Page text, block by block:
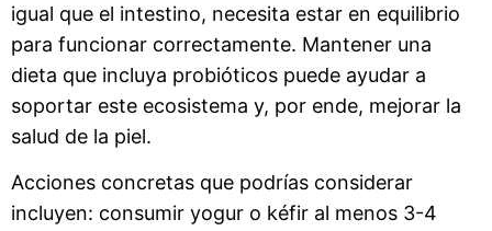
igual que el intestino, necesita estar en equilibrio
para funcionar correctamente. Mantener una
dieta que incluya probióticos puede ayudar a
soportar este ecosistema y, por ende, mejorar la
salud de la piel.
Acciones concretas que podrías considerar
incluyen: consumir yogur o kéfir al menos 3-4